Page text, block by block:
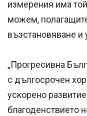
измерения има
можем,
възстановяване и
„Прогресивна
с дългосрочен
ускорено
благоденствието